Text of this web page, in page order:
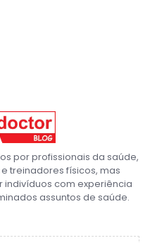
por profissionais da saúde,
treinadores físicos, mas
com experiência
assuntos de saúde.